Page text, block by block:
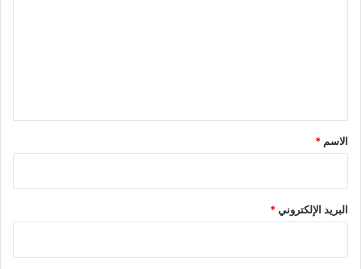
*
الاسم *
البريد الإلكتروني*